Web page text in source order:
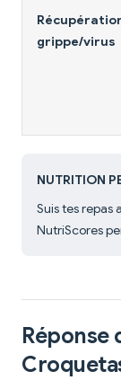
grippe/virus
NUTRITION
Suis tes repas
NutriScores
Réponse